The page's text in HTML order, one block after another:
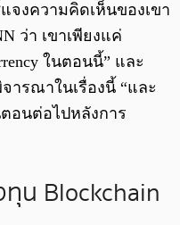
จงความคิดเห็นของเขา
ว่า เขาเพียงแค่
ในตอนนี้” และ
ารณาในเรื่องนี้ “และ
อนต่อไปหลังการ
น Blockchain